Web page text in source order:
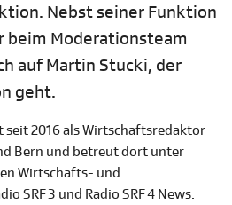
Nebst seiner Funktion
beim Moderationsteam
auf Martin Stucki, der
geht.
seit 2016 als Wirtschaftsredaktor
Bern und betreut dort unter
Wirtschafts- und
SRF 3 und Radio SRF 4 News.